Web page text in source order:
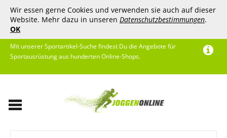
Wir essen gerne Cookies und verwenden sie auch auf dieser
Website. Mehr dazu in unseren Datenschutzbestimmungen.
OK
Mit unserer Sportartikel-Suche findest Du die Angebote für
Sportausrüstung aus hunderten Online-Shops.